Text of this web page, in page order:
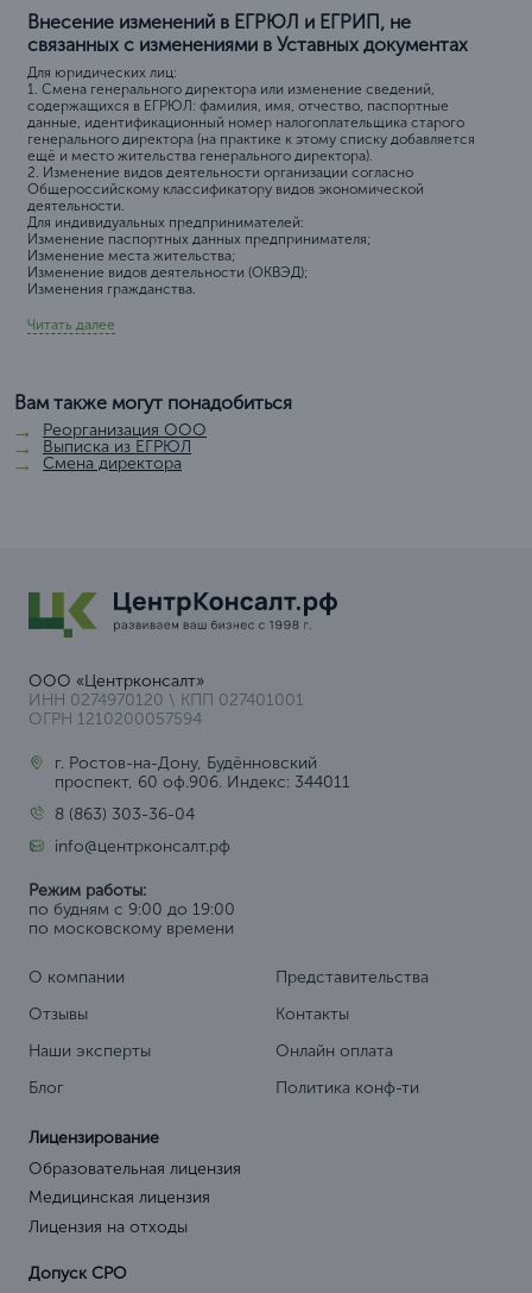
Внесение изменений в ЕГРЮЛ и ЕГРИП, не
связанных с изменениями в Уставных документах
Для юридических лиц:
1. Смена генерального директора или изменение сведений,
содержащихся в ЕГРЮЛ: фамилия, имя, отчество, паспортные
данные, идентификационный номер налогоплательщика старого
генерального директора (на практике к этому списку добавляется
ещё и место жительства генерального директора).
2. Изменение видов деятельности организации согласно
Общероссийскому классификатору видов экономической
деятельности.
Для индивидуальных предпринимателей:
Изменение паспортных данных предпринимателя;
Изменение места жительства;
Изменение видов деятельности (ОКВЭД);
Изменения гражданства.
Читать далее
Вам также могут понадобиться
Реорганизация ООО
Выписка из ЕГРЮЛ
Смена директора
ООО «Центрконсалт»
ИНН 0274970120 \ КПП 027401001
ОГРН 1210200057594
г. Ростов-на-Дону, Будённовский
проспект, 60 оф.906. Индекс: 344011
8 (863) 303-36-04
info@центрконсалт.рф
Режим работы:
по будням с 9:00 до 19:00
по московскому времени
О компании
Отзывы
Наши эксперты
Блог
Представительства
Контакты
Онлайн оплата
Политика конф-ти
Лицензирование
Образовательная лицензия
Медицинская лицензия
Лицензия на отходы
Допуск СРО